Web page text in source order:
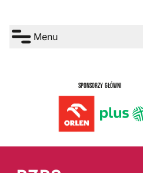
Menu
SPONSORZY GŁÓWNI